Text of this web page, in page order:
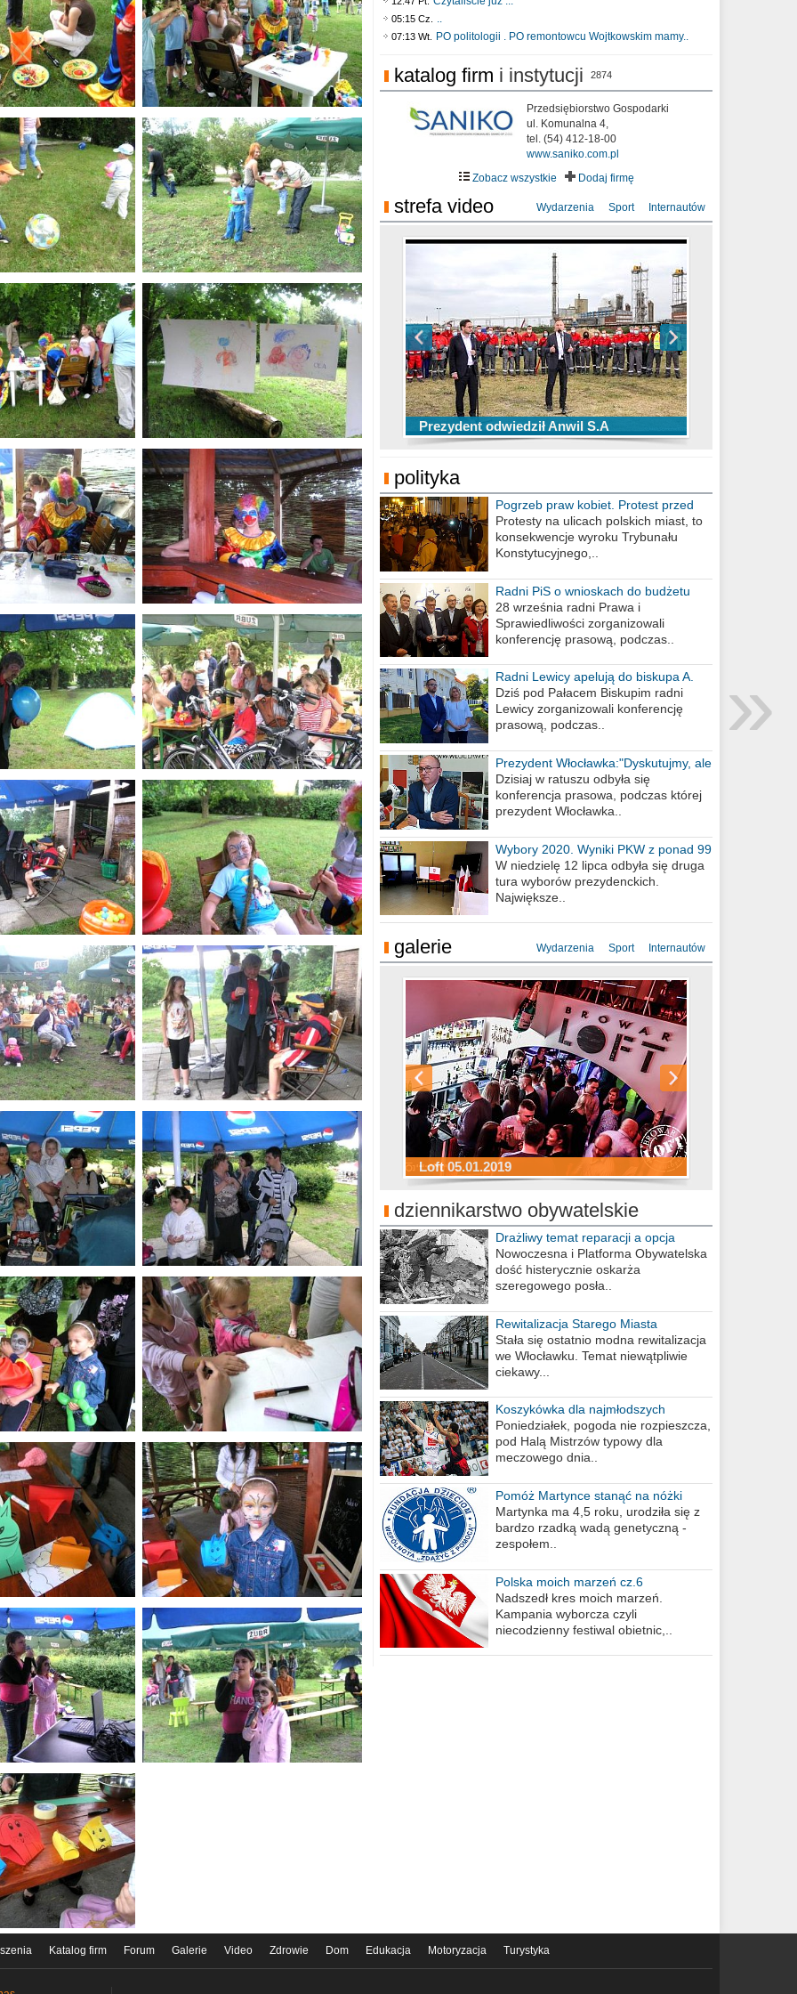
05:15 Cz. ..
07:13 Wt. PO politologii . PO remontowcu Wojtkowskim mamy..
katalog firm i instytucji 2874
Przedsiębiorstwo Gospodarki
ul. Komunalna 4,
tel. (54) 412-18-00
www.saniko.com.pl
Zobacz wszystkie
Dodaj firmę
strefa video Wydarzenia Sport Internautów
Prezydent odwiedził Anwil S.A
TOP 10 przechwytów Anwilu Włocławek
w EBL w sezonie 2019/2020
TOP 5 rzutów Anwilu Włocławek w BCL
w sezonie 2019/2020
Ni To Ponk - W oczach mamy strach
sixf33t .Last Year DRONE FOOTAGE
Włocławek
XXIII Sesja Rady Miasta Włocławek VIII
kadencji w dniu 09.06.2020 r.
polityka
Pogrzeb praw kobiet. Protest przed
biurem poselskim PiS
Protesty na ulicach polskich miast, to
konsekwencje wyroku Trybunału
Konstytucyjnego,..
Radni PiS o wnioskach do budżetu
miasta na 2021 rok
28 września radni Prawa i
Sprawiedliwości zorganizowali
konferencję prasową, podczas..
Radni Lewicy apelują do biskupa A.
Wiesława Meringa
Dziś pod Pałacem Biskupim radni
Lewicy zorganizowali konferencję
prasową, podczas..
Prezydent Włocławka:"Dyskutujmy, ale
nie obrażajmy się”
Dzisiaj w ratuszu odbyła się
konferencja prasowa, podczas której
prezydent Włocławka..
Wybory 2020. Wyniki PKW z ponad 99
procent obwodów
W niedzielę 12 lipca odbyła się druga
tura wyborów prezydenckich.
Największe..
galerie Wydarzenia Sport Internautów
Loft 05.01.2019
Sylwester Podgrodzie 31.12.2018
Sylwester Pensjonat Michelin 31.12.2018
Sylwester Hotel Młyn 31.12.2018
Sylwester Miejski 31.12.2018
Sylwester Loft 31.12.2018
dziennikarstwo obywatelskie
Drażliwy temat reparacji a opcja
berlińska
Nowoczesna i Platforma Obywatelska
dość histerycznie oskarża
szeregowego posła..
Rewitalizacja Starego Miasta
Stała się ostatnio modna rewitalizacja
we Włocławku. Temat niewątpliwie
ciekawy...
Koszykówka dla najmłodszych
Poniedziałek, pogoda nie rozpieszcza,
pod Halą Mistrzów typowy dla
meczowego dnia..
Pomóż Martynce stanąć na nóżki
Martynka ma 4,5 roku, urodziła się z
bardzo rzadką wadą genetyczną -
zespołem..
Polska moich marzeń cz.6
Nadszedł kres moich marzeń.
Kampania wyborcza czyli
niecodzienny festiwal obietnic,..
Katalog firm Forum Galerie Video Zdrowie Dom Edukacja Motoryzacja Turystyka
»